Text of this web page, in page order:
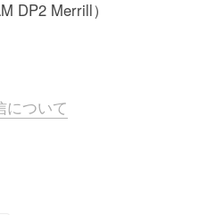
DP2 Merrill）
について